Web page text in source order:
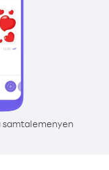
samtalemenyen